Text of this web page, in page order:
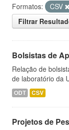
Formatos:
CSV
Filtrar
Bolsistas de
Relação de
de laboratório da
ODT CSV
Projetos de